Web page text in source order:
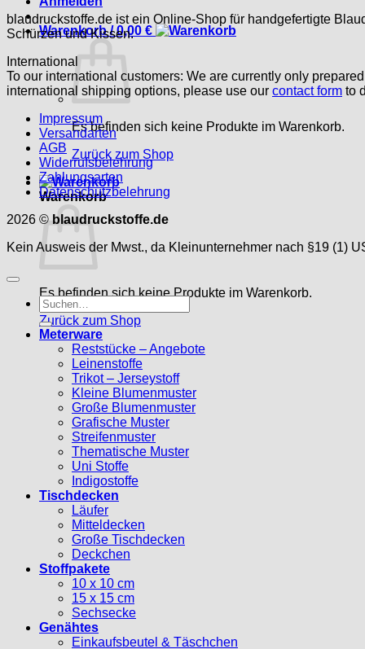
Warenkorb /0,00 €
Es befinden sich keine Produkte im Warenkorb.
Zurück zum Shop
Warenkorb
Es befinden sich keine Produkte im Warenkorb.
Zurück zum Shop
blaudruckstoffe.de ist ein Online-Shop für handgefertigte
Schürzen und Kissen.
International
To our international customers: We are currently only
international shipping options, please use our contact form to
Impressum
Versandarten
AGB
Widerrufsbelehrung
Zahlungsarten
Datenschutzbelehrung
2026 © blaudruckstoffe.de
Kein Ausweis der Mwst., da Kleinunternehmer nach §19 (1)
Suche
nach:
Meterware
Reststücke – Angebote
Leinenstoffe
Trikot – Jerseystoff
Kleine Blumenmuster
Große Blumenmuster
Grafische Muster
Streifenmuster
Thematische Muster
Uni Stoffe
Indigostoffe
Tischdecken
Läufer
Mitteldecken
Große Tischdecken
Deckchen
Stoffpakete
10 x 10 cm
15 x 15 cm
Sechsecke
Genähtes
Einkaufsbeutel & Täschchen